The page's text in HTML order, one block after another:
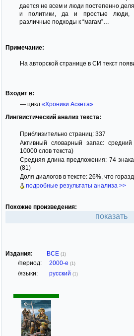
дается не всем и люди постепенно
и политики, да и простые люди,
различные подходы к “магам”…
Примечание:
На авторской странице в СИ текст
Входит в:
— цикл «Хроники Аскета»
Лингвистический анализ текста:
Приблизительно страниц: 337
Активный словарный запас:
10000 слов текста)
Средняя длина предложения: 74
(81)
Доля диалогов в тексте: 26%, что
подробные результаты анализа >>
Похожие произведения:
показать
Издания: ВСЕ (1)
/период: 2000-е (1)
/языки: русский (1)